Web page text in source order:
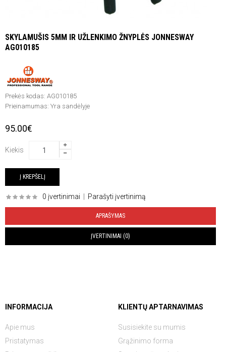
SKYLAMUŠIS 5MM IR UŽLENKIMO ŽNYPLĖS JONNESWAY
AG010185
Prekės kodas: AG010185
Prieinamumas: Yra sandėlyje
95.00€
Kiekis
0 įvertinimai Parašyti įvertinimą
APRAŠYMAS
ĮVERTINIMAI (0)
INFORMACIJA
Apie mus
Pristatymas
KLIENTŲ APTARNAVIMAS
Susisiekite su mumis
Grąžinimo forma